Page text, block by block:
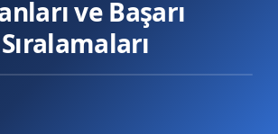
ve Başarı
Sıralamaları